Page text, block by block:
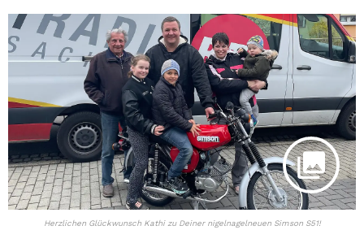
Herzlichen Glückwunsch Kathi zu Deiner nigelnagelneuen Simson S51!